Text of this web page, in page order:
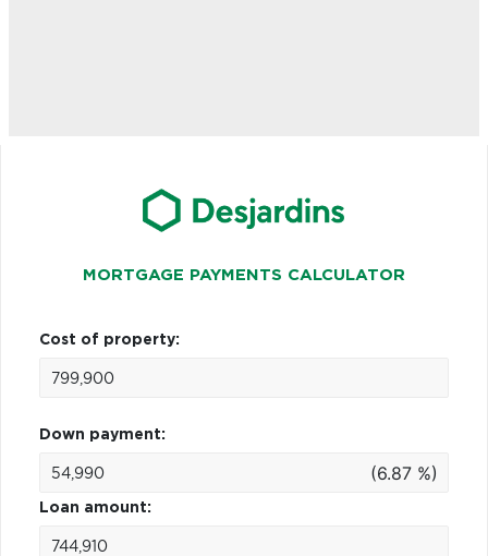
MORTGAGE PAYMENTS CALCULATOR
Cost of property:
Down payment:
(6.87 %)
Loan amount: